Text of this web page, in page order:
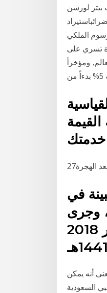
بيتر لورسن
الملكي
مباشرة تسري على
يصل لأكثر من 160 دولة حول العالم, ومؤخراً
في
وجرى
أنه يمكن
السعودية